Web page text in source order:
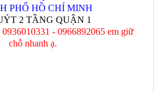
PHỐ HỒ CHÍ MINH
2 TẦNG QUẬN 1
- 0966892065 em giữ
chỗ nhanh ạ.